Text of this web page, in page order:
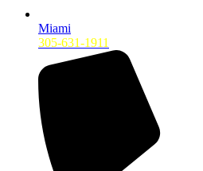
Miami
305-631-1911